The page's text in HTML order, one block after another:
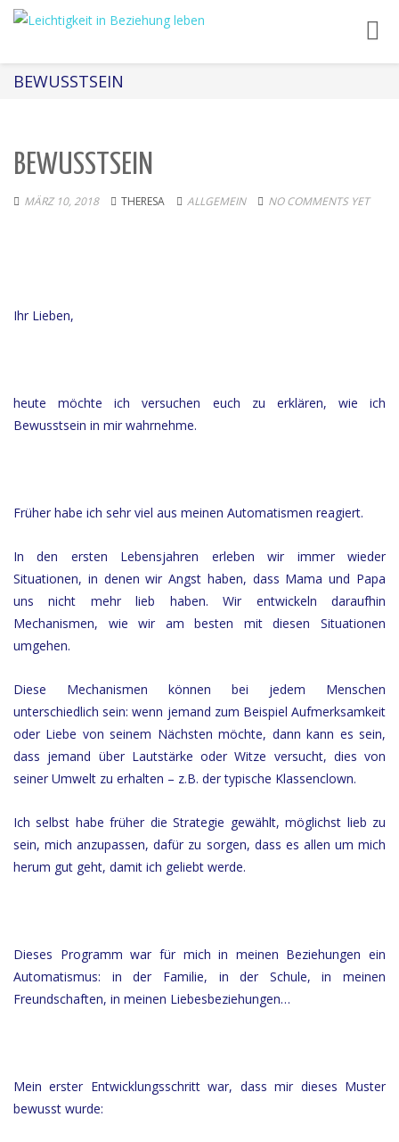
BEWUSSTSEIN
BEWUSSTSEIN
MÄRZ 10, 2018 THERESA ALLGEMEIN NO COMMENTS YET
Ihr Lieben,
heute möchte ich versuchen euch zu erklären, wie ich
Bewusstsein in mir wahrnehme.
Früher habe ich sehr viel aus meinen Automatismen reagiert.
In den ersten Lebensjahren erleben wir immer wieder
Situationen, in denen wir Angst haben, dass Mama und Papa
uns nicht mehr lieb haben. Wir entwickeln daraufhin
Mechanismen, wie wir am besten mit diesen Situationen
umgehen.
Diese Mechanismen können bei jedem Menschen
unterschiedlich sein: wenn jemand zum Beispiel Aufmerksamkeit
oder Liebe von seinem Nächsten möchte, dann kann es sein,
dass jemand über Lautstärke oder Witze versucht, dies von
seiner Umwelt zu erhalten – z.B. der typische Klassenclown.
Ich selbst habe früher die Strategie gewählt, möglichst lieb zu
sein, mich anzupassen, dafür zu sorgen, dass es allen um mich
herum gut geht, damit ich geliebt werde.
Dieses Programm war für mich in meinen Beziehungen ein
Automatismus: in der Familie, in der Schule, in meinen
Freundschaften, in meinen Liebesbeziehungen…
Mein erster Entwicklungsschritt war, dass mir dieses Muster
bewusst wurde: